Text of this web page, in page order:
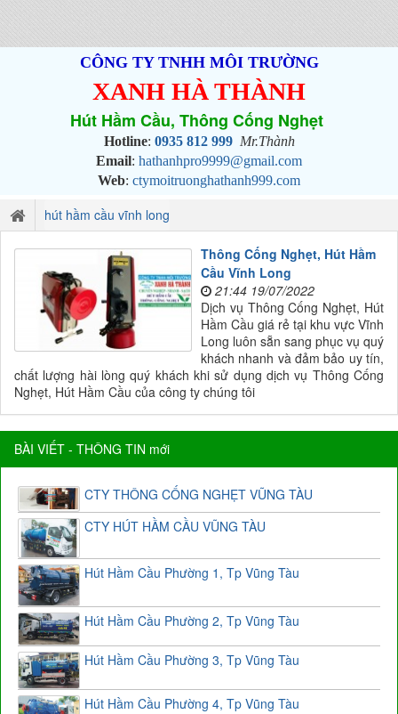
CÔNG TY TNHH MÔI TRƯỜNG
XANH HÀ THÀNH
Hút Hầm Cầu, Thông Cống Nghẹt
Hotline: 0935 812 999 Mr.Thành
Email: hathanhpro9999@gmail.com
Web: ctymoitruonghathanh999.com
hút hầm cầu vĩnh long
Thông Cống Nghẹt, Hút Hầm
Cầu Vĩnh Long
21:44 19/07/2022
Dịch vụ Thông Cống Nghẹt, Hút
Hầm Cầu giá rẻ tại khu vực Vĩnh
Long luôn sẵn sang phục vụ quý
khách nhanh và đảm bảo uy tín,
chất lượng hài lòng quý khách khi sử dụng dịch vụ Thông Cống
Nghẹt, Hút Hầm Cầu của công ty chúng tôi
BÀI VIẾT - THÔNG TIN mới
CTY THÔNG CỐNG NGHẸT VŨNG TÀU
CTY HÚT HẦM CẦU VŨNG TÀU
Hút Hầm Cầu Phường 1, Tp Vũng Tàu
Hút Hầm Cầu Phường 2, Tp Vũng Tàu
Hút Hầm Cầu Phường 3, Tp Vũng Tàu
Hút Hầm Cầu Phường 4, Tp Vũng Tàu